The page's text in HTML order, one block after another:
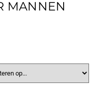
MANNEN